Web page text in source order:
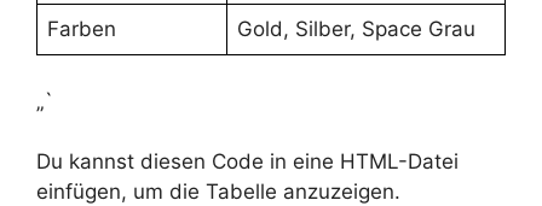
Farben Gold, Silber, Space Grau
„`
Du kannst diesen Code in eine HTML-Datei
einfügen, um die Tabelle anzuzeigen.